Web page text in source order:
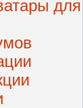
для